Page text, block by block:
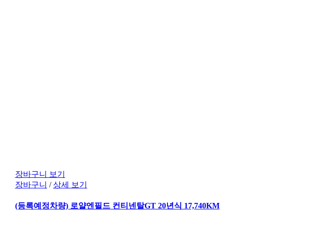
장바구니 보기
장바구니 / 상세 보기
(등록예정차량) 로얄엔필드 컨티넨탈GT 20년식 17,740KM